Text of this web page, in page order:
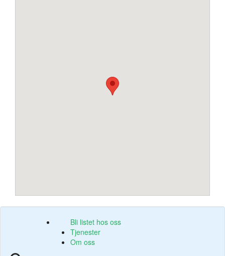
Bli listet hos oss
Tjenester
Om oss